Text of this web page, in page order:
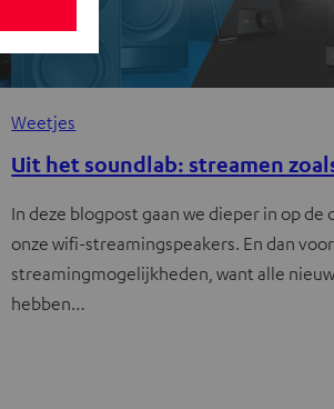
Weetjes
Uit het soundlab: streamen
In deze blogpost gaan we dieper in op de
onze wifi-streamingspeakers. En dan
streamingmogelijkheden, want alle
hebben…